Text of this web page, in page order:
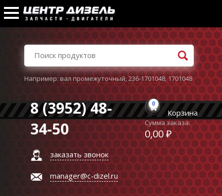
Например:вал промежуточный,236-1701048,1701048
8 (3952) 48-
34-50
заказать звонок
manager@c-dizel.ru
0
Корзина
Сумма заказа:
0,00 ₽